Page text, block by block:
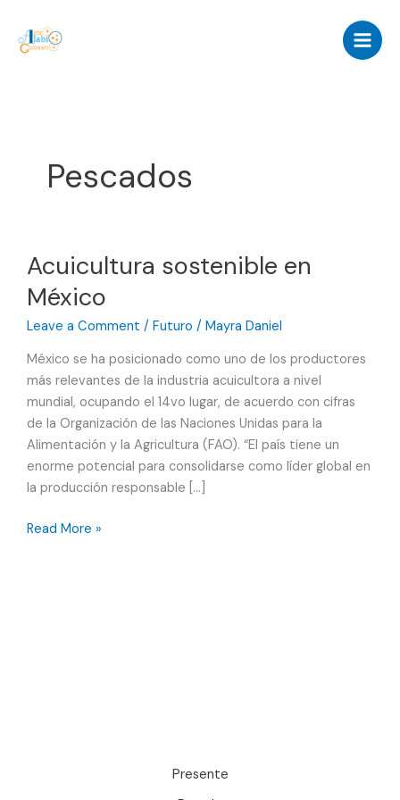
content
Pescados
Acuicultura sostenible en
México
Leave a Comment / Futuro / Mayra Daniel
México se ha posicionado como uno de los productores
más relevantes de la industria acuicultora a nivel
mundial, ocupando el 14vo lugar, de acuerdo con cifras
de la Organización de las Naciones Unidas para la
Alimentación y la Agricultura (FAO). “El país tiene un
enorme potencial para consolidarse como líder global en
la producción responsable […]
Acuicultura
Read More »
Presente